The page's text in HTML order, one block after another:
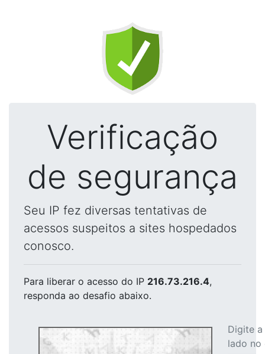
Verificação
de segurança
Seu IP fez diversas tentativas de
acessos suspeitos a sites hospedados
conosco.
Para liberar o acesso do IP 216.73.216.4,
responda ao desafio abaixo.
Digite
lado no